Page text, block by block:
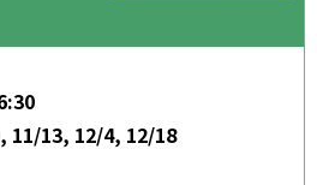
11/13, 12/4, 12/18